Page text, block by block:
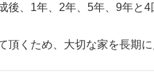
後、1年、2年、5年、9年と
頂くため、大切な家を長期に